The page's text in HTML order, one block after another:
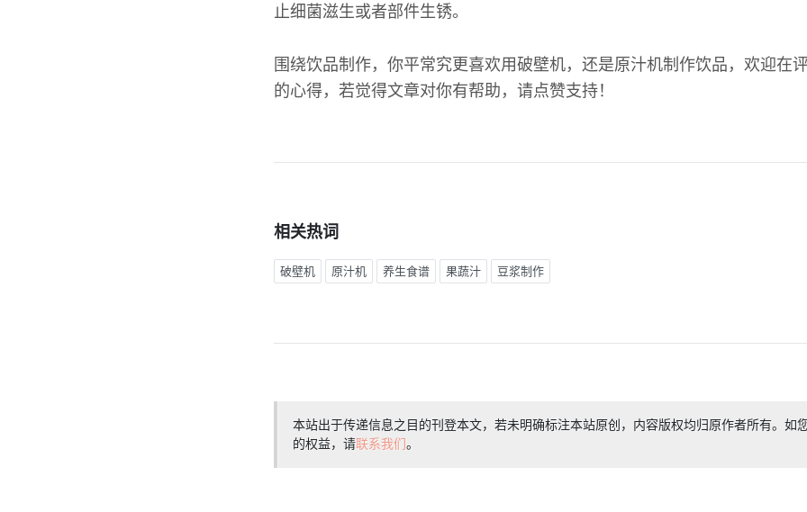
止细菌滋生或者部件生锈。
围绕饮品制作，你平常究更喜欢用破壁机，还是原汁机制作饮品，欢迎在
的心得，若觉得文章对你有帮助，请点赞支持！
相关热词
破壁机 原汁机 养生食谱 果蔬汁 豆浆制作
本站出于传递信息之目的刊登本文，若未明确标注本站原创，内容版权均归原作者所有。如
的权益，请联系我们。